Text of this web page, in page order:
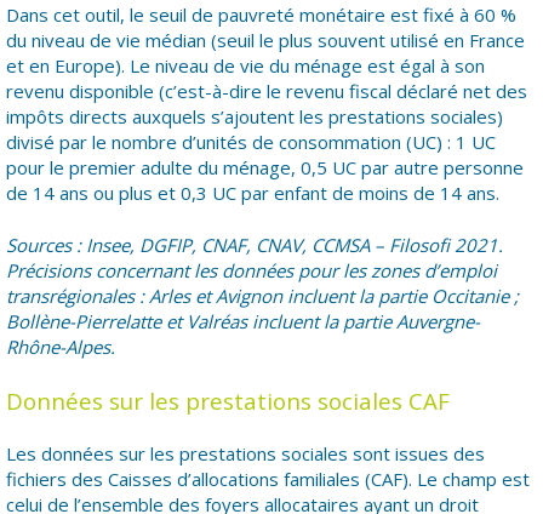
Dans cet outil, le seuil de pauvreté monétaire est fixé à 60 %
du niveau de vie médian (seuil le plus souvent utilisé en France
et en Europe). Le niveau de vie du ménage est égal à son
revenu disponible (c’est-à-dire le revenu fiscal déclaré net des
impôts directs auxquels s’ajoutent les prestations sociales)
divisé par le nombre d’unités de consommation (UC) : 1 UC
pour le premier adulte du ménage, 0,5 UC par autre personne
de 14 ans ou plus et 0,3 UC par enfant de moins de 14 ans.
Sources : Insee, DGFIP, CNAF, CNAV, CCMSA – Filosofi 2021.
Précisions concernant les données pour les zones d’emploi
transrégionales : Arles et Avignon incluent la partie Occitanie ;
Bollène-Pierrelatte et Valréas incluent la partie Auvergne-
Rhône-Alpes.
Données sur les prestations sociales CAF
Les données sur les prestations sociales sont issues des
fichiers des Caisses d’allocations familiales (CAF). Le champ est
celui de l’ensemble des foyers allocataires ayant un droit